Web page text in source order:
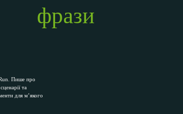
фрази
Пише про
та
для м’якого